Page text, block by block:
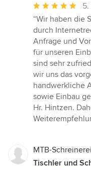
Bewertung:
5
von
5
Sternen
“Wir haben die
durch
Anfrage und
für unseren
sind sehr
wir uns das
handwerkliche
sowie Einbau
Hr. Hintzen.
MTB-
Tischler und